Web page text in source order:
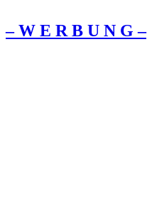
– W Ε R Β U Ν G –